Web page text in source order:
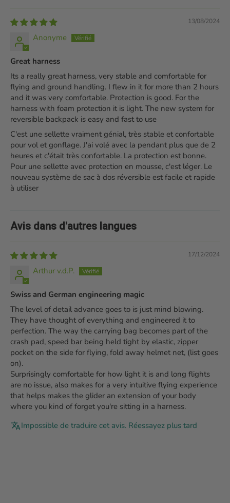
13/08/2024
Anonyme
Great harness
Its a really great harness, very stable and comfortable for
flying and ground handling. I flew in it for more than 2 hours
and it was very comfortable. Protection is good. For the
harness with foam protection it is light. The new system for
reversible backpack is easy and fast to use
C'est une sellette vraiment génial, très stable et confortable
pour vol et gonflage. J'ai volé avec la pendant plus que de 2
heures et c'était très confortable. La protection est bonne.
Pour une sellette avec protection en mousse, c'est léger. Le
nouveau système de sac à dos réversible est facile et rapide
à utiliser
Avis dans d'autres langues
17/12/2024
Arthur v.d.P.
Swiss and German engineering magic
The level of detail advance goes to is just mind blowing.
They have thought of everything and engineered it to
perfection. The way the carrying bag becomes part of the
crash pad, speed bar being held tight by elastic, zipper
pocket on the side for flying, fold away helmet net, (list goes
on).
Surprisingly comfortable for how light it is and long flights
are no issue, also makes for a very intuitive flying experience
that helps makes the glider an extension of your body
where you kind of forget you're sitting in a harness.
Impossible de traduire cet avis. Réessayez plus tard